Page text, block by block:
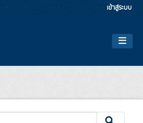
เข้าสู่ระบบ